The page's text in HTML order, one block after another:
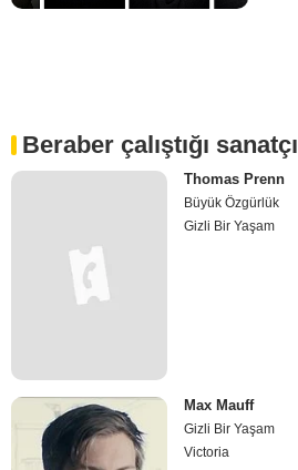
Beraber çalıştığı sanatçı
Thomas Prenn
Büyük Özgürlük
Gizli Bir Yaşam
Max Mauff
Gizli Bir Yaşam
Victoria